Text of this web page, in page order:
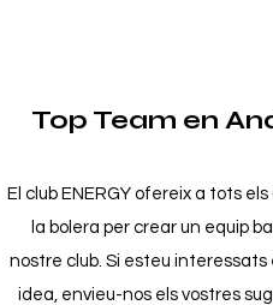
Top Team en
El club ENERGY ofereix a tots
la bolera per crear un equip
nostre club. Si esteu interessats
idea, envieu-nos els vostres